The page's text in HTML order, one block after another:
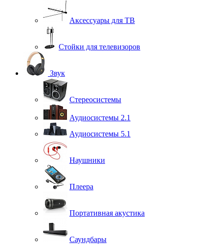
Аксессуары для ТВ
Стойки для телевизоров
Звук
Стереосистемы
Аудиосистемы 2.1
Аудиосистемы 5.1
Наушники
Плеера
Портативная акустика
Саундбары